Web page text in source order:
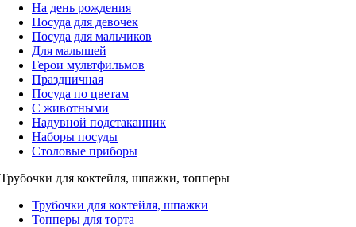
На день рождения
Посуда для девочек
Посуда для мальчиков
Для малышей
Герои мультфильмов
Праздничная
Посуда по цветам
С животными
Надувной подстаканник
Наборы посуды
Столовые приборы
Трубочки для коктейля, шпажки, топперы
Трубочки для коктейля, шпажки
Топперы для торта